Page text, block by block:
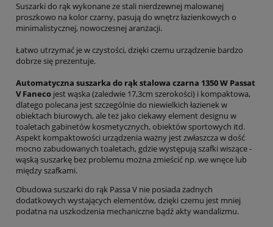
Suszarki do rąk wykonane ze stali nierdzewnej malowanej
proszkowo na kolor czarny, pasują do wnętrz łazienkowych o
minimalistycznej, nowoczesnej aranżacji.
Łatwo utrzymać je w czystości, dzięki czemu urządzenie bardzo
dobrze się prezentuje.
Automatyczna suszarka do rąk stalowa czarna 1350 W Passat
V Faneco jest wąska (zaledwie 17,3cm szerokości) i kompaktowa,
dlatego polecana jest szczególnie do niewielkich łazienek w
obiektach biurowych, ale też jako ciekawy element designu w
toaletach gabinetów kosmetycznych, obiektów sportowych itd.
Aspekt kompaktowości urządzenia ważny jest zwłaszcza w dość
mocno zabudowanych toaletach, gdzie występują szafki wiszące -
wąską suszarkę bez problemu można zmieścić np. we wnęce lub
między szafkami.
Obudowa suszarki do rąk Passa V nie posiada żadnych
dodatkowych wystających elementów, dzięki czemu jest mniej
podatna na uszkodzenia mechaniczne bądź akty wandalizmu.